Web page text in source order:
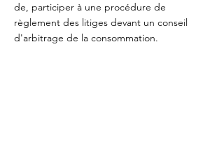
de, participer à une procédure de
règlement des litiges devant un conseil
d'arbitrage de la consommation.